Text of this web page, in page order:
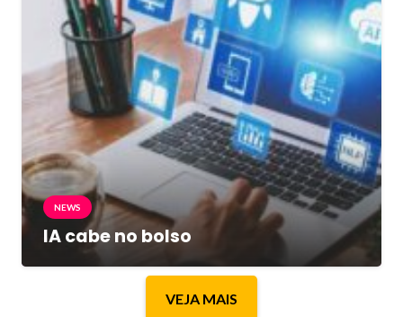
NEWS
IA cabe no bolso
VEJA MAIS